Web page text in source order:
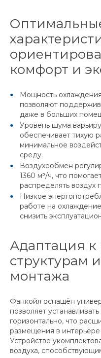
комфорт и
Мощность
позволяют
даже в больших
Уровень шума
обеспечивает тихую
минимальное
среду.
Воздухообмен
1360 м³/ч, что
распределять
Низкое
работе на
снизить
Адаптация
структурам
монтажа
Фанкойл оснащён
позволяет
горизонтально, что
размещения в
Устройство
воздуха,